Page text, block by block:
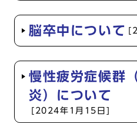
脳卒中について
慢性疲労症候群
炎）について
[2024年1月15日]